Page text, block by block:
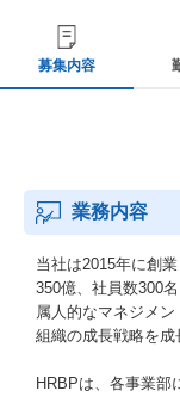
募集内容
業務内容
当社は2015年に創
350億、社員数300
属人的なマネジメ
組織の成長戦略を成
HRBPは、各事業部